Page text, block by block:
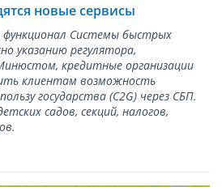
новые сервисы
функционал Системы быстрых
указанию регулятора,
кредитные организации
клиентам возможность
государства (С2G) через СБП.
садов, секций, налогов,